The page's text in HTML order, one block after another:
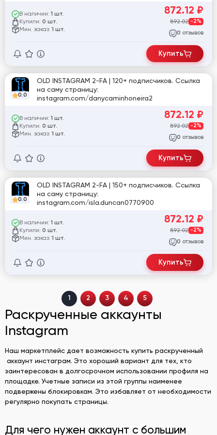
В наличии: 1 шт.
Купили: 0 шт.
Мин. заказ: 1 шт.
872.12 ₽
892.02 -2%
0 отзывов
Купить
0.0
OLD INSTAGRAM 2-FA | 120+ подписчиков. Ссылка
на саму страницу:
instagram.com/danycaminhoneira2
В наличии: 1 шт.
Купили: 0 шт.
Мин. заказ: 1 шт.
872.12 ₽
892.02 -2%
0 отзывов
Купить
0.0
OLD INSTAGRAM 2-FA | 150+ подписчиков. Ссылка
на саму страницу:
instagram.com/isla.duncan0770900
В наличии: 1 шт.
Купили: 0 шт.
Мин. заказ: 1 шт.
872.12 ₽
892.02 -2%
0 отзывов
Купить
1 2 3 4 5
Раскрученные аккаунты
Instagram
Наш маркетплейс дает возможность купить раскрученный
аккаунт инстаграм. Это хороший вариант для тех, кто
заинтересован в долгосрочном использовании профиля на
площадке. Учетные записи из этой группы наименее
подвержены блокировкам. Это избавляет от необходимости
регулярно покупать страницы.
Для чего нужен аккаунт с большим